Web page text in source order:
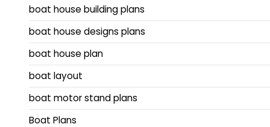
boat house building plans
boat house designs plans
boat house plan
boat layout
boat motor stand plans
Boat Plans